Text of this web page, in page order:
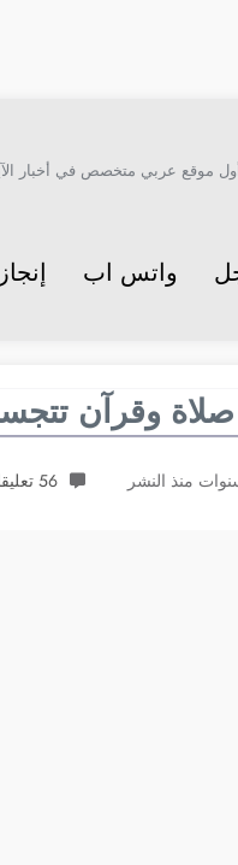
موقع عربي متخصص في أخبار
واتس اب
وقرآن
56 تعليقات